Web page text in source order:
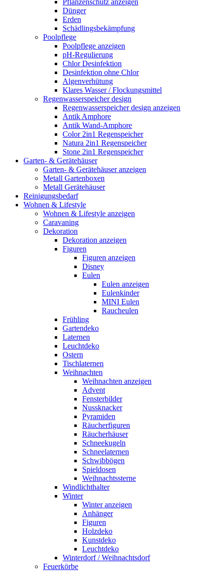
Dünger
Erden
Schädlingsbekämpfung
Poolpflege
Poolpflege anzeigen
pH-Regulierung
Chlor Desinfektion
Desinfektion ohne Chlor
Algenverhütung
Klares Wasser / Flockungsmittel
Regenwasserspeicher design
Regenwasserspeicher design anzeigen
Antik Amphore
Antik Wand-Amphore
Color 2in1 Regenspeicher
Natura 2in1 Regenspeicher
Stone 2in1 Regenspeicher
Garten- & Gerätehäuser
Garten- & Gerätehäuser anzeigen
Metall Gartenboxen
Metall Gerätehäuser
Reinigungsbedarf
Wohnen & Lifestyle
Wohnen & Lifestyle anzeigen
Caravaning
Dekoration
Dekoration anzeigen
Figuren
Figuren anzeigen
Disney
Eulen
Eulen anzeigen
Eulenkinder
MINI Eulen
Raucheulen
Frühling
Gartendeko
Laternen
Leuchtdeko
Ostern
Tischlaternen
Weihnachten
Weihnachten anzeigen
Advent
Fensterbilder
Nussknacker
Pyramiden
Räucherfiguren
Räucherhäuser
Schneekugeln
Schneelaternen
Schwibbögen
Spieldosen
Weihnachtssterne
Windlichthalter
Winter
Winter anzeigen
Anhänger
Figuren
Holzdeko
Kunstdeko
Leuchtdeko
Winterdorf / Weihnachtsdorf
Feuerkörbe